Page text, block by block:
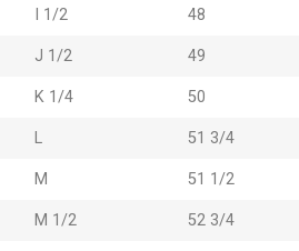
I 1/2 48
J 1/2 49
K 1/4 50
L 51 3/4
M 51 1/2
M 1/2 52 3/4